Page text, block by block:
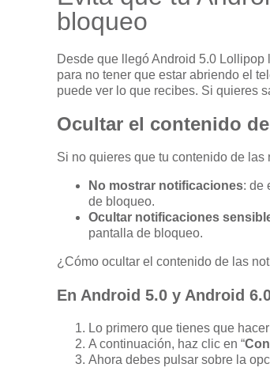
bloqueo
Desde que llegó Android 5.0
para no tener que estar abriendo el
puede ver lo que recibes. Si quieres
Ocultar el contenido
Si no quieres que tu contenido de
No mostrar notificaciones: de
de bloqueo.
Ocultar notificaciones
pantalla de bloqueo.
¿Cómo ocultar el contenido de las
En Android 5.0 y Android
Lo primero que tienes que hacer
A continuación, haz clic en “
Ahora debes pulsar sobre la